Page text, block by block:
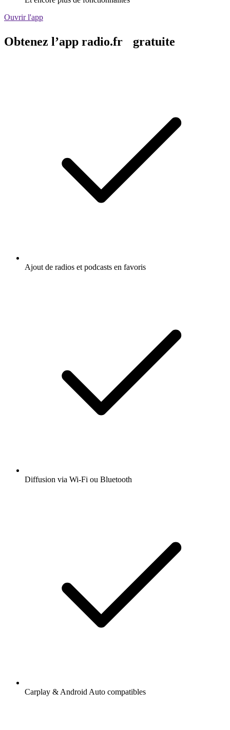
Ouvrir l'app
Obtenez l’app radio.fr gratuite
Ajout de radios et podcasts en favoris
Diffusion via Wi-Fi ou Bluetooth
Carplay & Android Auto compatibles